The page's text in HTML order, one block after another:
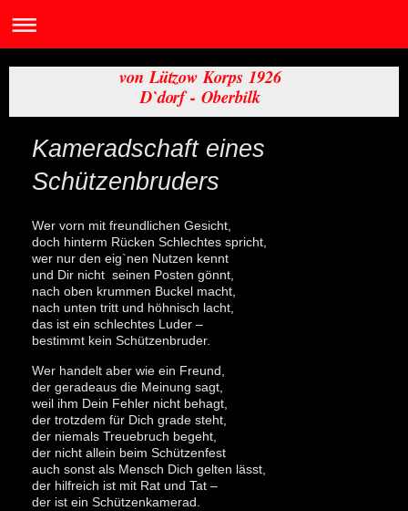
von Lützow Korps 1926
D`dorf - Oberbilk
Kameradschaft eines
Schützenbruders
Wer vorn mit freundlichen Gesicht,
doch hinterm Rücken Schlechtes spricht,
wer nur den eig`nen Nutzen kennt
und Dir nicht seinen Posten gönnt,
nach oben krummen Buckel macht,
nach unten tritt und höhnisch lacht,
das ist ein schlechtes Luder –
bestimmt kein Schützenbruder.
Wer handelt aber wie ein Freund,
der geradeaus die Meinung sagt,
weil ihm Dein Fehler nicht behagt,
der trotzdem für Dich grade steht,
der niemals Treuebruch begeht,
der nicht allein beim Schützenfest
auch sonst als Mensch Dich gelten lässt,
der hilfreich ist mit Rat und Tat –
der ist ein Schützenkamerad.